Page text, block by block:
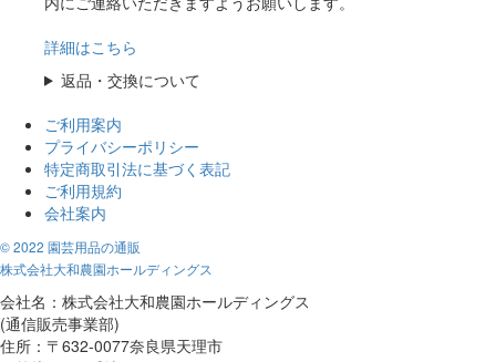
詳細はこちら
返品・交換について
ご利用案内
プライバシーポリシー
特定商取引法に基づく表記
ご利用規約
会社案内
© 2022 園芸用品の通販
株式会社大和農園ホールディングス
会社名：株式会社大和農園ホールディングス
(通信販売事業部)
住所：〒632-0077奈良県天理市